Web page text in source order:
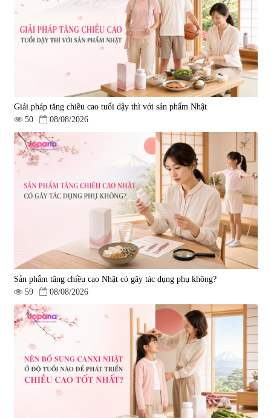
Giải pháp tăng chiều cao tuổi dậy thì với sản phẩm Nhật
50
08/08/2026
Sản phẩm tăng chiều cao Nhật có gây tác dụng phụ không?
59
08/08/2026